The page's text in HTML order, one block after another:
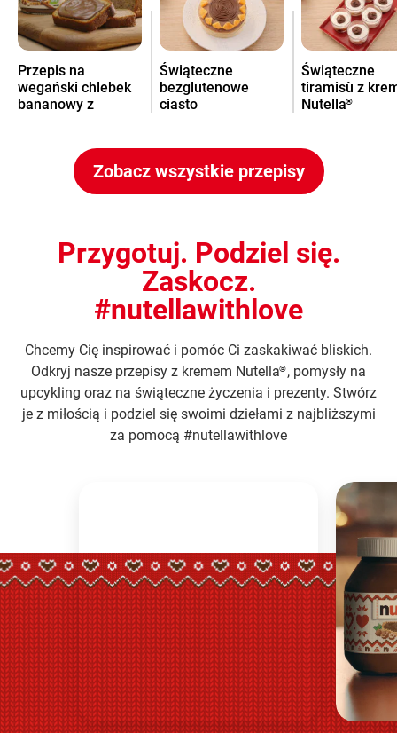
Przepis na
wegański chlebek
bananowy z
Świąteczne
bezglutenowe
ciasto
Świąteczne
tiramisù z
Nutella®
Zobacz wszystkie przepisy
Przygotuj. Podziel się.
Zaskocz.
#nutellawithlove
Chcemy Cię inspirować i pomóc Ci zaskakiwać bliskich.
Odkryj nasze przepisy z kremem Nutella®, pomysły na
upcykling oraz na świąteczne życzenia i prezenty. Stwórz
je z miłością i podziel się swoimi dziełami z najbliższymi
za pomocą #nutellawithlove